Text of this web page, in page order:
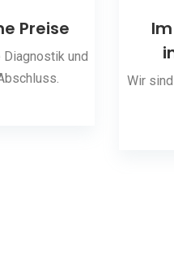
Preise
und
Wir